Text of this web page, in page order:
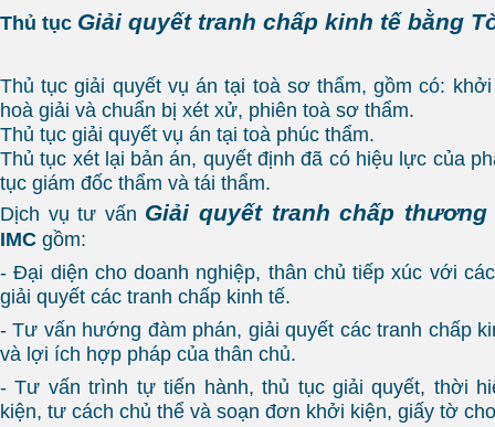
Thủ tục Giải quyết tranh chấp kinh tế bằng
Thủ tục giải quyết vụ án tại toà sơ thẩm, gồm có:
hoà giải và chuẩn bị xét xử, phiên toà sơ thẩm.
Thủ tục giải quyết vụ án tại toà phúc thẩm.
Thủ tục xét lại bản án, quyết định đã có hiệu lực của
tục giám đốc thẩm và tái thẩm.
Dịch vụ tư vấn Giải quyết tranh chấp
IMC gồm:
- Đại diện cho doanh nghiệp, thân chủ tiếp xúc với
giải quyết các tranh chấp kinh tế.
- Tư vấn hướng đàm phán, giải quyết các tranh chấp
và lợi ích hợp pháp của thân chủ.
- Tư vấn trình tự tiến hành, thủ tục giải quyết, thời
kiện, tư cách chủ thể và soạn đơn khởi kiện, giấy tờ